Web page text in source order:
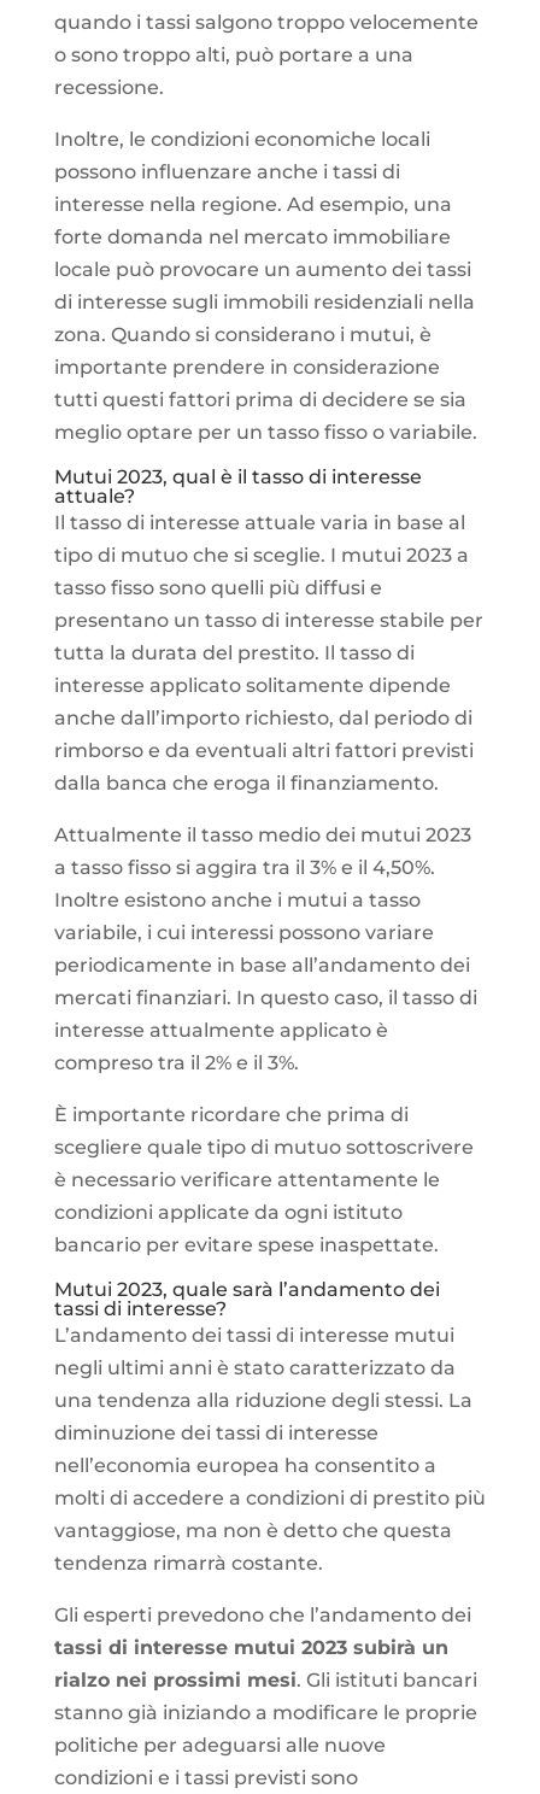
quando i tassi salgono troppo velocemente
o sono troppo alti, può portare a una
recessione.
Inoltre, le condizioni economiche locali
possono influenzare anche i tassi di
interesse nella regione. Ad esempio, una
forte domanda nel mercato immobiliare
locale può provocare un aumento dei tassi
di interesse sugli immobili residenziali nella
zona. Quando si considerano i mutui, è
importante prendere in considerazione
tutti questi fattori prima di decidere se sia
meglio optare per un tasso fisso o variabile.
Mutui 2023, qual è il tasso di interesse
attuale?
Il tasso di interesse attuale varia in base al
tipo di mutuo che si sceglie. I mutui 2023 a
tasso fisso sono quelli più diffusi e
presentano un tasso di interesse stabile per
tutta la durata del prestito. Il tasso di
interesse applicato solitamente dipende
anche dall’importo richiesto, dal periodo di
rimborso e da eventuali altri fattori previsti
dalla banca che eroga il finanziamento.
Attualmente il tasso medio dei mutui 2023
a tasso fisso si aggira tra il 3% e il 4,50%.
Inoltre esistono anche i mutui a tasso
variabile, i cui interessi possono variare
periodicamente in base all’andamento dei
mercati finanziari. In questo caso, il tasso di
interesse attualmente applicato è
compreso tra il 2% e il 3%.
È importante ricordare che prima di
scegliere quale tipo di mutuo sottoscrivere
è necessario verificare attentamente le
condizioni applicate da ogni istituto
bancario per evitare spese inaspettate.
Mutui 2023, quale sarà l’andamento dei
tassi di interesse?
L’andamento dei tassi di interesse mutui
negli ultimi anni è stato caratterizzato da
una tendenza alla riduzione degli stessi. La
diminuzione dei tassi di interesse
nell’economia europea ha consentito a
molti di accedere a condizioni di prestito più
vantaggiose, ma non è detto che questa
tendenza rimarrà costante.
Gli esperti prevedono che l’andamento dei
tassi di interesse mutui 2023 subirà un
rialzo nei prossimi mesi. Gli istituti bancari
stanno già iniziando a modificare le proprie
politiche per adeguarsi alle nuove
condizioni e i tassi previsti sono